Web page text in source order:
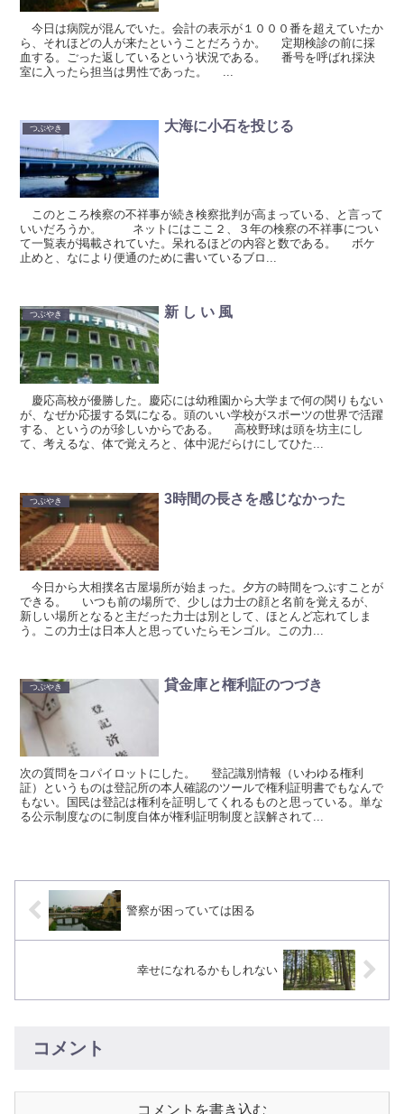
今日は病院が混んでいた。会計の表示が１０００番を超えていたか
ら、それほどの人が来たということだろうか。 定期検診の前に採
血する。ごった返しているという状況である。 番号を呼ばれ採決
室に入ったら担当は男性であった。 ...
つぶやき 大海に小石を投じる
このところ検察の不祥事が続き検察批判が高まっている、と言って
いいだろうか。 ネットにはここ２、３年の検察の不祥事につい
て一覧表が掲載されていた。呆れるほどの内容と数である。 ボケ
止めと、なにより便通のために書いているブロ...
つぶやき 新 し い 風
慶応高校が優勝した。慶応には幼稚園から大学まで何の関りもない
が、なぜか応援する気になる。頭のいい学校がスポーツの世界で活躍
する、というのが珍しいからである。 高校野球は頭を坊主にし
て、考えるな、体で覚えろと、体中泥だらけにしてひた...
つぶやき 3時間の長さを感じなかった
今日から大相撲名古屋場所が始まった。夕方の時間をつぶすことが
できる。 いつも前の場所で、少しは力士の顔と名前を覚えるが、
新しい場所となると主だった力士は別として、ほとんど忘れてしま
う。この力士は日本人と思っていたらモンゴル。この力...
つぶやき 貸金庫と権利証のつづき
次の質問をコパイロットにした。 登記識別情報（いわゆる権利
証）というものは登記所の本人確認のツールで権利証明書でもなんで
もない。国民は登記は権利を証明してくれるものと思っている。単な
る公示制度なのに制度自体が権利証明制度と誤解されて...
警察が困っていては困る
幸せになれるかもしれない
コメント
コメントを書き込む